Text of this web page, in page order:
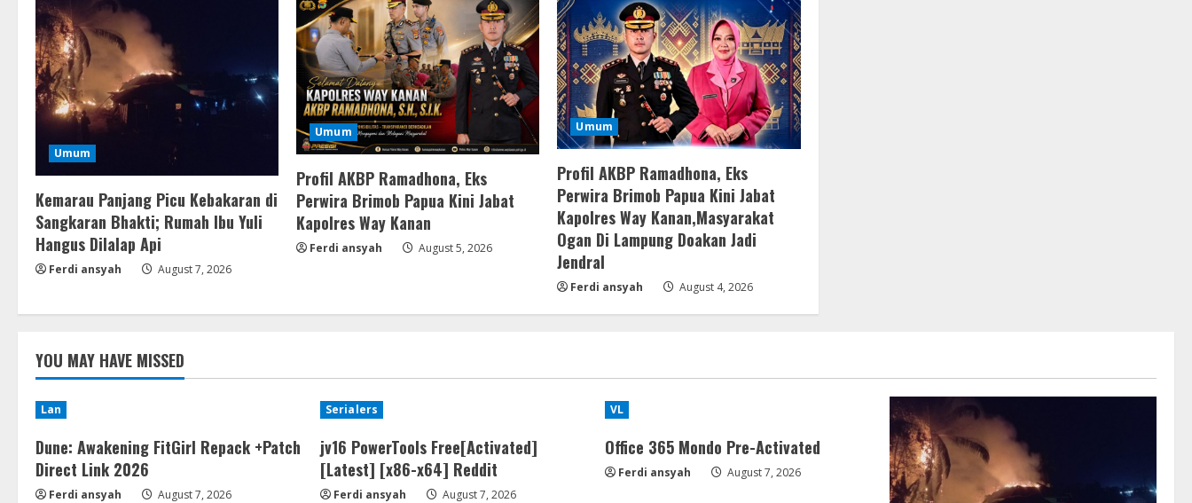
Umum
Kemarau Panjang Picu Kebakaran di
Sangkaran Bhakti; Rumah Ibu Yuli
Hangus Dilalap Api
Ferdi ansyah August 7, 2026
Umum
Profil AKBP Ramadhona, Eks
Perwira Brimob Papua Kini Jabat
Kapolres Way Kanan
Ferdi ansyah August 5, 2026
Umum
Profil AKBP Ramadhona, Eks
Perwira Brimob Papua Kini Jabat
Kapolres Way Kanan,Masyarakat
Ogan Di Lampung Doakan Jadi
Jendral
Ferdi ansyah August 4, 2026
YOU MAY HAVE MISSED
Lan
Dune: Awakening FitGirl Repack +Patch
Direct Link 2026
Ferdi ansyah August 7, 2026
Serialers
jv16 PowerTools Free[Activated]
[Latest] [x86-x64] Reddit
Ferdi ansyah August 7, 2026
VL
Office 365 Mondo Pre-Activated
Ferdi ansyah August 7, 2026